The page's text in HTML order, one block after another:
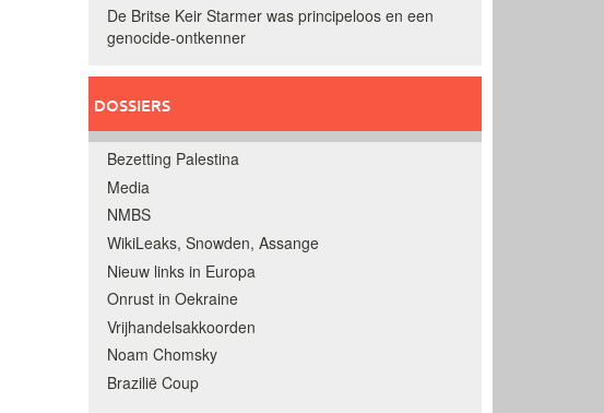
De Britse Keir Starmer was principeloos en een
genocide-ontkenner
DOSSIERS
Bezetting Palestina
Media
NMBS
WikiLeaks, Snowden, Assange
Nieuw links in Europa
Onrust in Oekraine
Vrijhandelsakkoorden
Noam Chomsky
Brazilië Coup